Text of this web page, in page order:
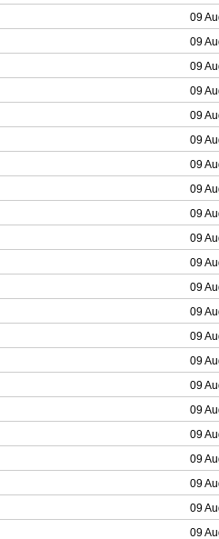
09
09
09
09
09
09
09
09
09
09
09
09
09
09
09
09
09
09
09
09
09
09